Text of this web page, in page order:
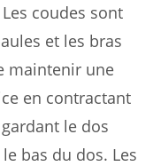
coudes sont
et les bras
maintenir une
en contractant
le dos
bas du dos. Les